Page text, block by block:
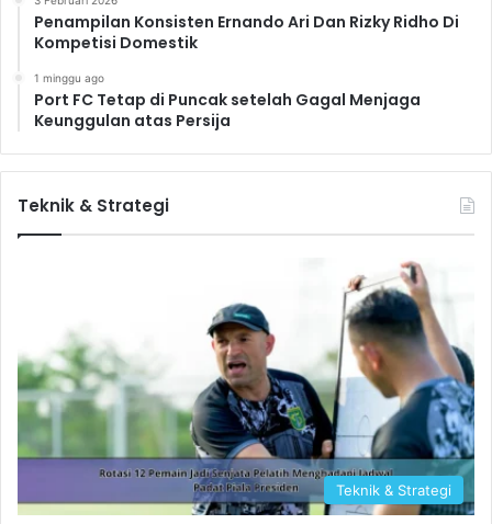
Penampilan Konsisten Ernando Ari Dan Rizky Ridho Di
Kompetisi Domestik
1 minggu ago
Port FC Tetap di Puncak setelah Gagal Menjaga
Keunggulan atas Persija
Teknik & Strategi
Teknik & Strategi